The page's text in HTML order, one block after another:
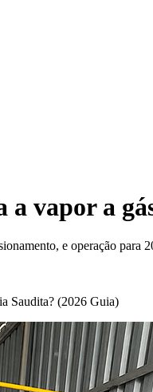
vapor a
e operação para
Saudita? (2026 Guia)